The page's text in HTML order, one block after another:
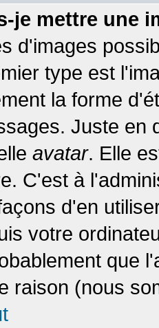
je mettre une
d'images
type est
la forme
Juste en
avatar. Elle
C'est à
d'en
votre
que
raison (nous